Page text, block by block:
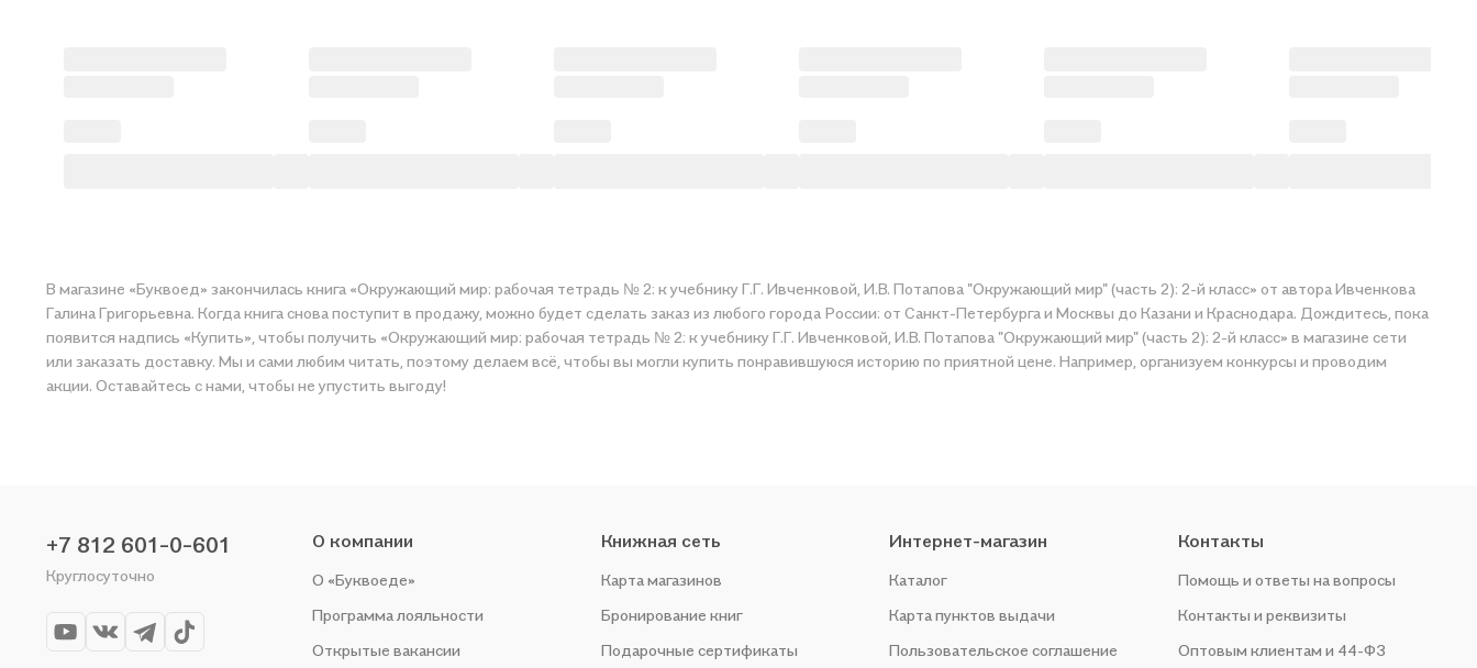
В магазине «Буквоед» закончилась книга «Окружающий мир: рабочая тетрадь № 2: к учебнику Г.Г. Ивченковой, И.В. Потапова "Окружающий мир" (часть 2): 2-й класс» от автора Ивченкова
Галина Григорьевна. Когда книга снова поступит в продажу, можно будет сделать заказ из любого города России: от Санкт-Петербурга и Москвы до Казани и Краснодара. Дождитесь, пока
появится надпись «Купить», чтобы получить «Окружающий мир: рабочая тетрадь № 2: к учебнику Г.Г. Ивченковой, И.В. Потапова "Окружающий мир" (часть 2): 2-й класс» в магазине сети
или заказать доставку. Мы и сами любим читать, поэтому делаем всё, чтобы вы могли купить понравившуюся историю по приятной цене. Например, организуем конкурсы и проводим
акции. Оставайтесь с нами, чтобы не упустить выгоду!
+7 812 601-0-601
Круглосуточно
О компании
О «Буквоеде»
Программа лояльности
Открытые вакансии
Книжная сеть
Карта магазинов
Бронирование книг
Подарочные сертификаты
Интернет-магазин
Каталог
Карта пунктов выдачи
Пользовательское соглашение
Контакты
Помощь и ответы на вопросы
Контакты и реквизиты
Оптовым клиентам и 44-ФЗ